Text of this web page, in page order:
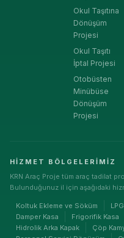
Okul Taşıtına
Dönüşüm
Projesi
Okul Taşıtı
İptal Projesi
Otobüsten
Minübüse
Dönüşüm
Projesi
HIZMET BÖLGELERIMIZ
KRN Araç Proje tüm araç tadilat
Bulunduğunuz il için aşağıdaki
Koltuk Ekleme ve Söküm
Damper Kasa
Frigorifik Kasa
Hidrolik Arka Kapak
Çöp